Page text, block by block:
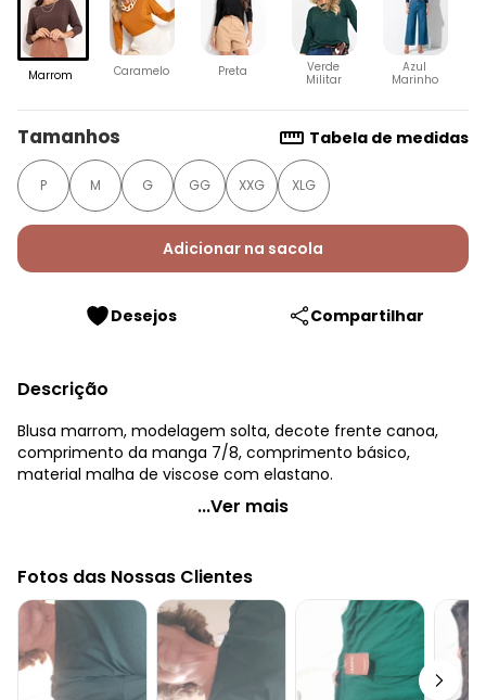
Marrom Caramelo Preta
Verde
Militar
Azul
Marinho
Tamanhos Tabela de medidas
P M G GG XXG XLG
Adicionar na sacola
Desejos Compartilhar
Descrição
Blusa marrom, modelagem solta, decote frente canoa,
comprimento da manga 7/8, comprimento básico,
material malha de viscose com elastano.
Quintess - Blusa Marrom em Malha de Viscose
Decote frente: Canoa
Tecido: Malha de viscose com elastano 190g 96% viscose,
4% elastano meia malha
Composição: 96% viscose e 4% elastano
...Ver mais
Fotos das Nossas Clientes